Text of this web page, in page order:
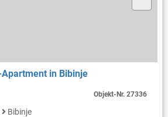
in Bibinje
Bibinje
Objekt-Nr.27336